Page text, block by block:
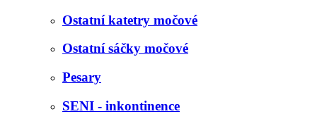
Ostatní katetry močové
Ostatní sáčky močové
Pesary
SENI - inkontinence